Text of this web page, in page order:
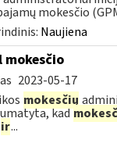
mokesčio
Naujiena
2023-05-17
mokesčių
kad
ir...